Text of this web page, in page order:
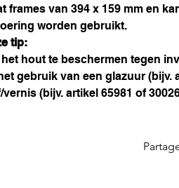
frames van 394 x 159 mm en
worden gebruikt.
tip:
het hout te beschermen tegen
gebruik van een glazuur (bijv.
vernis (bijv. artikel 65981 of